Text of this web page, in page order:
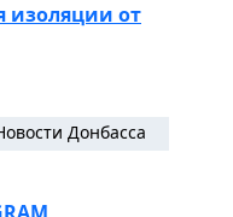
изоляции от
Донбасса